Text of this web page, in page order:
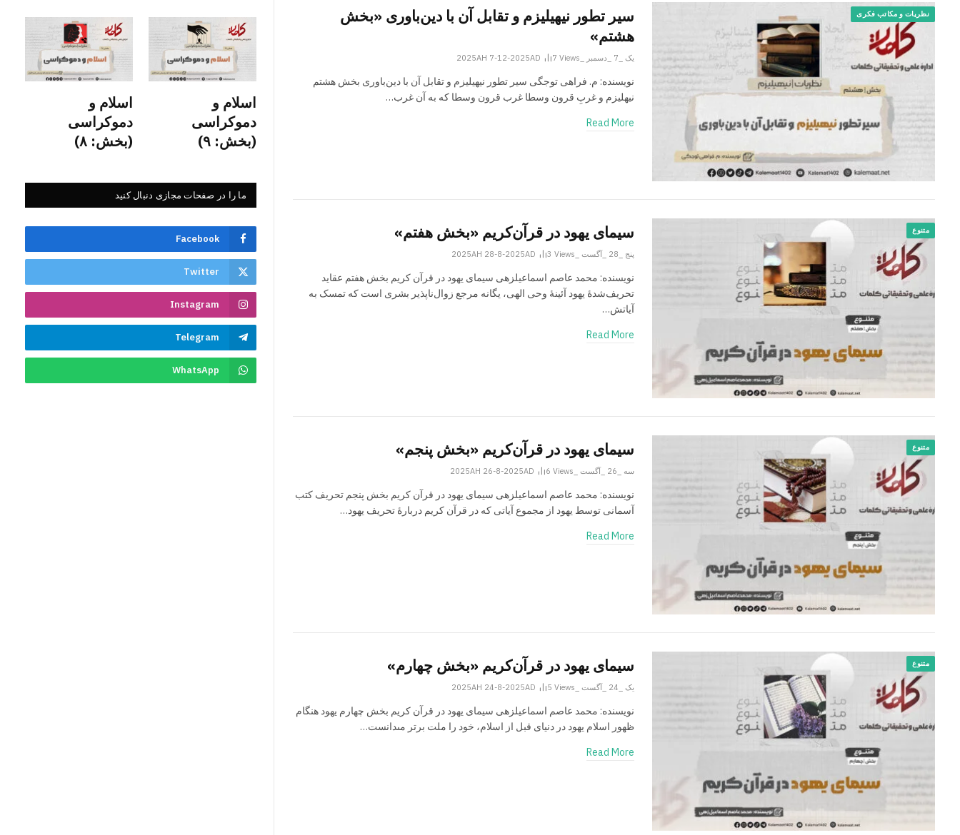
نظریات و مکاتب فکری
سیر تطور نیهیلیزم و تقابل آن با دین‌باوری «بخش
هشتم»
یک _7 _دسمبر _2025AH 7-12-2025AD 7Views
نویسنده: م. فراهی توجگی سیر تطور نیهیلیزم و تقابل آن با دین‌باوری بخش هشتم
نیهلیزم و غربِ قرون وسطا غرب قرون وسطا که به آن غرب…
Read More
متنوع سیمای یهود در قرآن‌کریم «بخش هفتم»
پنج _28 _آگست _2025AH 28-8-2025AD 3Views
نویسنده: محمد عاصم اسماعیل­زهی سیمای یهود در قرآن کریم بخش هفتم عقايد
تحريف‌شدۀ يهود آئینۀ وحى الهى، یگانه مرجع زوال‌ناپذیر بشرى است که تمسک به
آیاتش…
Read More
متنوع سیمای یهود در قرآن‌کریم «بخش پنجم»
سه _26 _آگست _2025AH 26-8-2025AD 6Views
نویسنده: محمد عاصم اسماعیلزهی سیمای یهود در قرآن کریم بخش پنجم تحریف کتب
آسمانى توسط یهود از مجموع آیاتى که در قرآن کریم دربارۀ تحریف یهود…
Read More
متنوع سیمای یهود در قرآن‌کریم «بخش چهارم»
یک _24 _آگست _2025AH 24-8-2025AD 5Views
نویسنده: محمد عاصم اسماعیلزهی سیمای یهود در قرآن کریم بخش چهارم یهود هنگام
ظهور اسلام یهود در دنیاى قبل از اسلام، خود را ملت‏ برتر مى‏دانست…
Read More
اسلام و
دموکراسی
(بخش: ۹)
اسلام و
دموکراسی
(بخش: ۸)
ما را در صفحات مجازی دنبال کنید
Facebook
Twitter
Instagram
Telegram
WhatsApp